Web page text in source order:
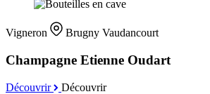
Vigneron Brugny Vaudancourt
Champagne Etienne Oudart
Découvrir Découvrir